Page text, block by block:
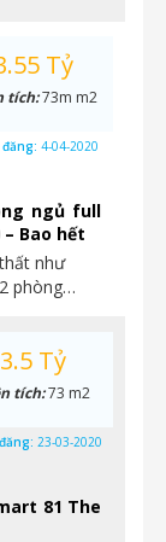
ngủ full
Bao hết
như
phòng…
Tỷ
tích:73m m2
4-04-2020
81 The
3.5 Tỷ
tích:73 m2
23-03-2020